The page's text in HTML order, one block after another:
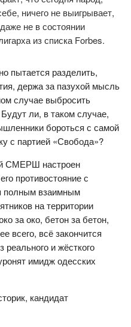
ничего не выигрывает,
не в состоянии
из списка Forbes.
пытается разделить,
держа за пазухой мысль
случае выбросить
ли, в таком случае,
бороться с самой
с партией «Свобода»?
СМЕРШ настроен
противостояние с
полным взаимным
на территории
за око, бетон за бетон,
всего, всё закончится
и жёсткого
имидж одесских
кандидат